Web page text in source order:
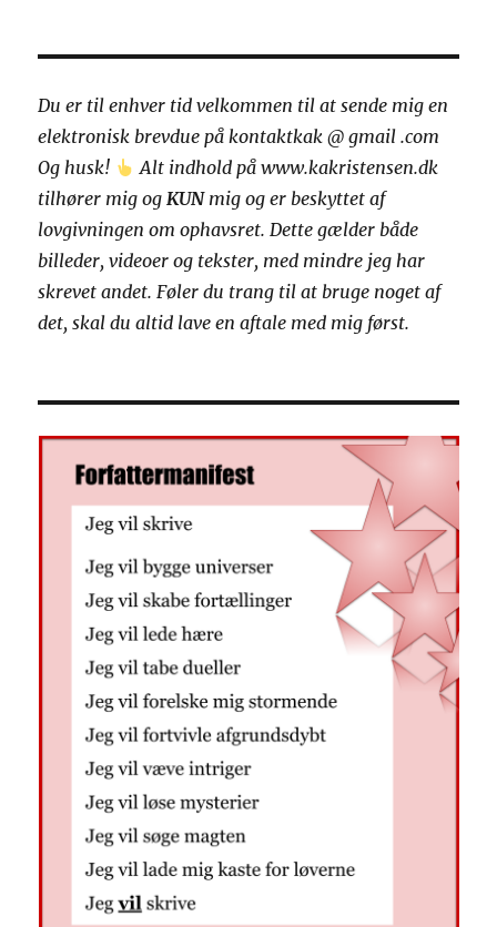
Du er til enhver tid velkommen til at sende mig en
elektronisk brevdue på kontaktkak @ gmail .com
Og husk!
Alt indhold på www.kakristensen.dk
tilhører mig ogKUN mig og er beskyttet af
lovgivningen om ophavsret. Dette gælder både
billeder, videoer og tekster, med mindre jeg har
skrevet andet. Føler du trang til at bruge noget af
det, skal du altid lave en aftale med mig først.